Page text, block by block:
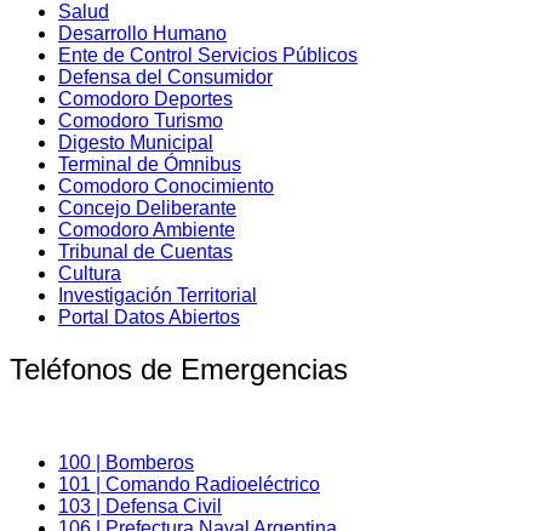
Salud
Desarrollo Humano
Ente de Control Servicios Públicos
Defensa del Consumidor
Comodoro Deportes
Comodoro Turismo
Digesto Municipal
Terminal de Ómnibus
Comodoro Conocimiento
Concejo Deliberante
Comodoro Ambiente
Tribunal de Cuentas
Cultura
Investigación Territorial
Portal Datos Abiertos
Teléfonos de Emergencias
100 | Bomberos
101 | Comando Radioeléctrico
103 | Defensa Civil